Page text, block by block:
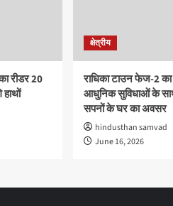
रीडर 20
क्षेत्रीय
राधिका टाउन फेज-2
आधुनिक सुविधाओं के
सपनों के घर का अवसर
hindusthan samvad
June 16, 2026